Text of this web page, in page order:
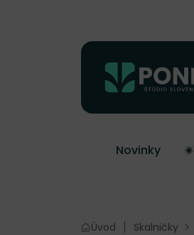
Novinky
Úvod Skalničky